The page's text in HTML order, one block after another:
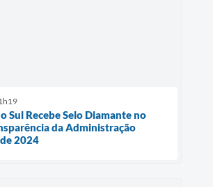
Sul Recebe Selo Diamante no
da Administração
2024